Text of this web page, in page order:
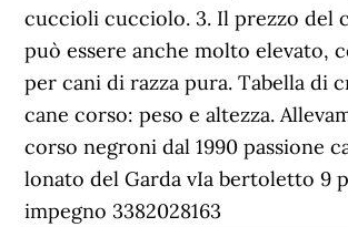
cuccioli cucciolo. 3. Il prezzo del
può essere anche molto elevato,
per cani di razza pura. Tabella di
cane corso: peso e altezza.
corso negroni dal 1990 passione
lonato del Garda vIa bertoletto 9
impegno 3382028163